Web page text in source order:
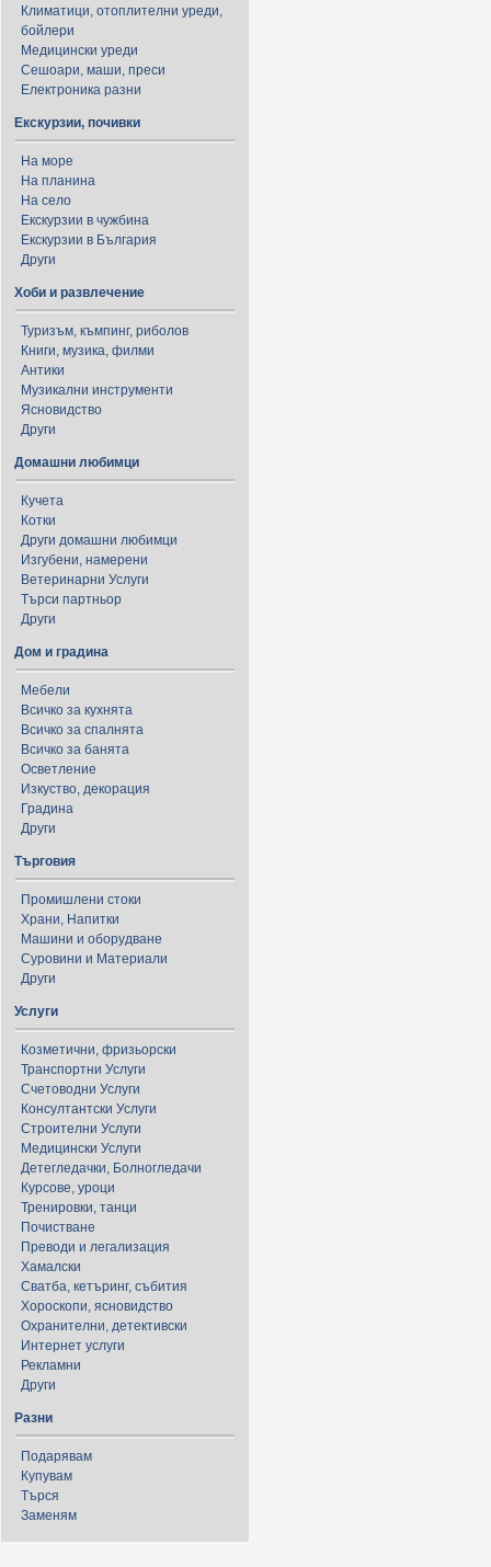
Климатици, отоплителни уреди,
бойлери
Медицински уреди
Сешоари, маши, преси
Електроника разни
Екскурзии, почивки
На море
На планина
На село
Екскурзии в чужбина
Екскурзии в България
Други
Хоби и развлечение
Туризъм, къмпинг, риболов
Книги, музика, филми
Антики
Музикални инструменти
Ясновидство
Други
Домашни любимци
Кучета
Котки
Други домашни любимци
Изгубени, намерени
Ветеринарни Услуги
Търси партньор
Други
Дом и градина
Мебели
Всичко за кухнята
Всичко за спалнята
Всичко за банята
Осветление
Изкуство, декорация
Градина
Други
Търговия
Промишлени стоки
Храни, Напитки
Машини и оборудване
Суровини и Материали
Други
Услуги
Козметични, фризьорски
Транспортни Услуги
Счетоводни Услуги
Консултантски Услуги
Строителни Услуги
Медицински Услуги
Детегледачки, Болногледачи
Курсове, уроци
Тренировки, танци
Почистване
Преводи и легализация
Хамалски
Сватба, кетъринг, събития
Хороскопи, ясновидство
Охранителни, детективски
Интернет услуги
Рекламни
Други
Разни
Подарявам
Купувам
Търся
Заменям